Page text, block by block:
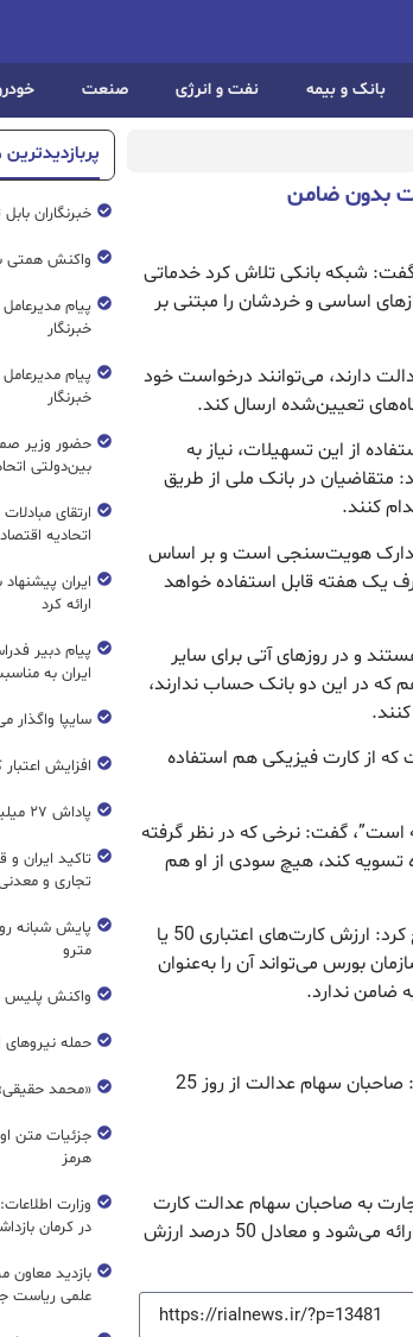
بانک و بیمه نفت و انرژی صنعت
بدون ضامن
گفت: شبکه بانکی تلاش کرد خدماتی
اساسی‌ و خردشان را مبتنی بر
دارند، می‌توانند درخواست خود
تعیین‌شده ارسال کند.
از این تسهیلات، نیاز به
در بانک ملی از طریق
کنند.
مدارک هویت‌سنجی است و بر اساس
یک هفته قابل استفاده خواهد
و در روز‌های آتی برای سایر
که در این دو بانک حساب ندارند،
که از کارت فیزیکی هم استفاده
است”، گفت: نرخی که در نظر گرفته
تسویه کند، هیچ سودی از او هم
موسوی با اشاره به متغیر بودن میزان اقساط تصریح کرد: ارزش کارت‌های اعتباری 50 یا
بورس می‌تواند آن را به‌عنوان
ضامن ندارد.
پیش از این معاون امور بانکی وزیر اقتصاد گفته بود: صاحبان سهام عدالت از روز 25
به صاحبان سهام عدالت کارت
اعتباری می‌دهند، این خدمات به‌صورت غیرحضوری ارائه می‌شود و معادل 50 درصد ارزش
پربازدیدترین
خبرنگاران
واکنش همتی
پیام
خبرنگار
پیام
خبرنگار
حضور وزیر
بین‌دولتی
ارتقای
اتحادیه
ایران
ارائه کرد
پیام دبیر
ایران به
سایپا واگذار
افزایش
پاداش ۲۷ میلیاردی برای گزارش رمزارز غیرمجاز
تاکید ایران
تجاری و
پایش شبانه
مترو
واکنش پلیس
حمله نیروهای
«محمد
جزئیات متن
هرمز
در کرمان
بازدید
علمی ریاست